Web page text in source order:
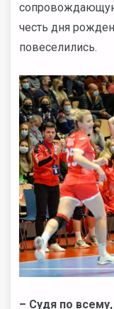
честь дня
повеселились.
– Судя по